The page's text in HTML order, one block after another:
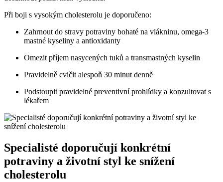
Při boji s vysokým cholesterolu je doporučeno:
Zahrnout do stravy potraviny bohaté na vlákninu, omega-3
mastné kyseliny a antioxidanty
Omezit příjem nasycených tuků a transmastných kyselin
Pravidelně cvičit alespoň 30 minut denně
Podstoupit pravidelné preventivní prohlídky a konzultovat s
lékařem
Specialisté doporučují konkrétní
potraviny a životní styl ke snížení
cholesterolu